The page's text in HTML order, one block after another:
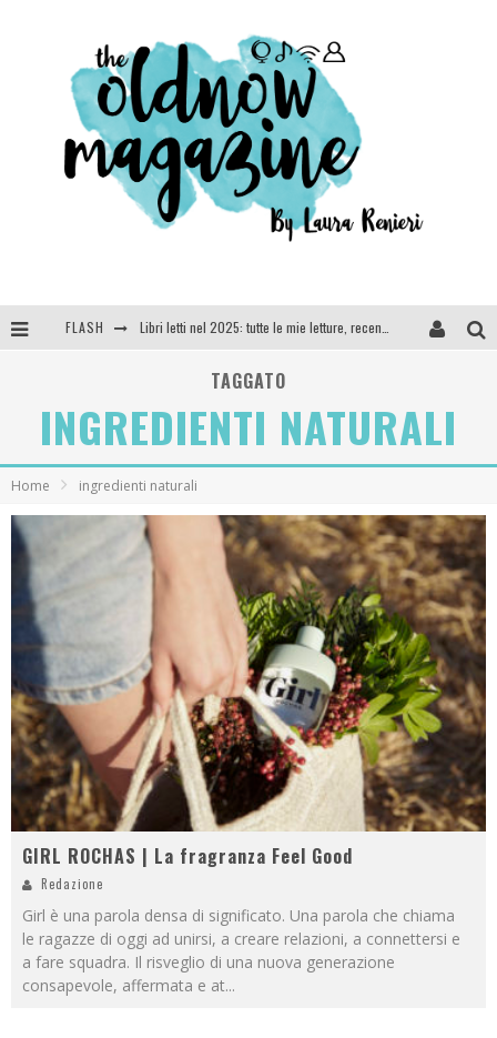
FLASH
SEE YOU AT 5 | Chanel
Anya Taylor-Joy, Jisoo e Willow Smith protagoniste della nuova campagna Dior Addict
TAGGATO
INGREDIENTI NATURALI
Home ingredienti naturali
GIRL ROCHAS | La fragranza Feel Good
Redazione
Girl è una parola densa di significato. Una parola che chiama
le ragazze di oggi ad unirsi, a creare relazioni, a connettersi e
a fare squadra. Il risveglio di una nuova generazione
consapevole, affermata e at...